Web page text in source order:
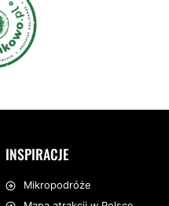
INSPIRACJE
Mikropodróże